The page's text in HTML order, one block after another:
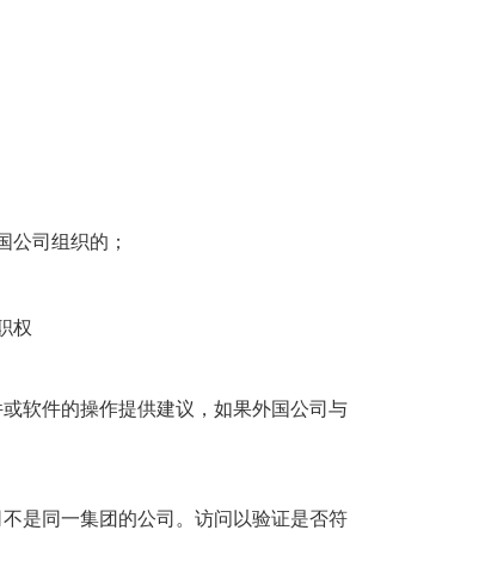
司组织的；
权
软件的操作提供建议，如果外国公司与
是同一集团的公司。访问以验证是否符